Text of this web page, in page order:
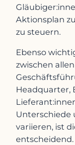
Aktionsplan
zu steuern.
Ebenso
zwischen
Headquarter,
Unterschiede
variieren, ist